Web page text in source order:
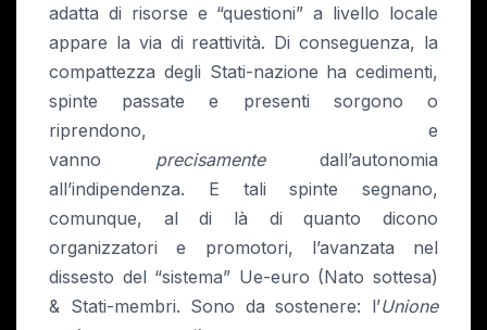
adatta di risorse e “questioni” a livello locale
appare la via di reattività. Di conseguenza, la
compattezza degli Stati-nazione ha cedimenti,
spinte passate e presenti sorgono o
riprendono, e
vanno precisamentedall’autonomia
all’indipendenza. E tali spinte segnano,
comunque, al di là di quanto dicono
organizzatori e promotori, l’avanzata nel
dissesto del “sistema” Ue-euro (Nato sottesa)
& Stati-membri. Sono da sostenere: l’Unione